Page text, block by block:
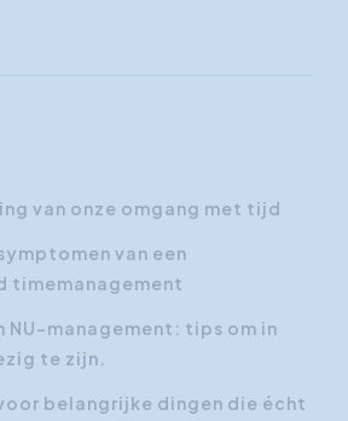
van onze omgang met tijd
van een
timemanagement
NU-management: tips om in
te zijn.
belangrijke dingen die écht